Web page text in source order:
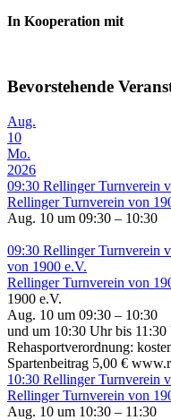
In Kooperation mit
Bevorstehende
Aug.
10
Mo.
2026
09:30 Rellinger Turnverein
Rellinger Turnverein von
Aug. 10 um 09:30 – 10:30
09:30 Rellinger Turnverein
von 1900 e.V.
Rellinger Turnverein von
1900 e.V.
Aug. 10 um 09:30 – 10:30
und um 10:30 Uhr bis
Rehasportverordnung:
Spartenbeitrag 5,00 €
10:30 Rellinger Turnverein
Rellinger Turnverein von
Aug. 10 um 10:30 – 11:30